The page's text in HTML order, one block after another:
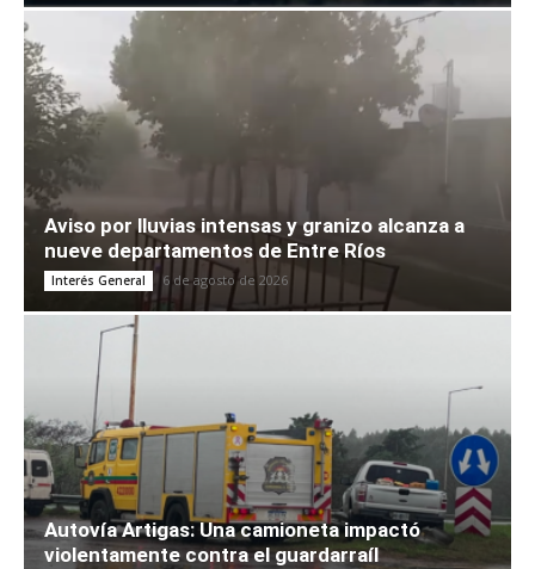
Aviso por lluvias intensas y granizo alcanza a
nueve departamentos de Entre Ríos
Interés General 6 de agosto de 2026
Autovía Artigas: Una camioneta impactó
violentamente contra el guardarraíl